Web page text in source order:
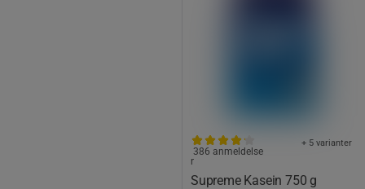
Supreme Kasein 750 g
+ 5 varianter
386 anmeldelse
r